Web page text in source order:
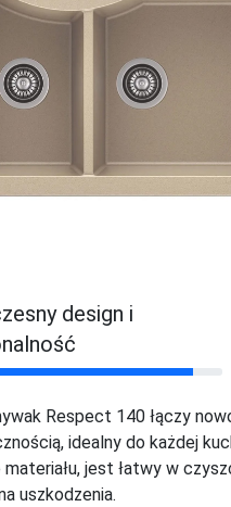
design i
Respect 140 łączy
idealny do każdej
materiału, jest łatwy w
uszkodzenia.